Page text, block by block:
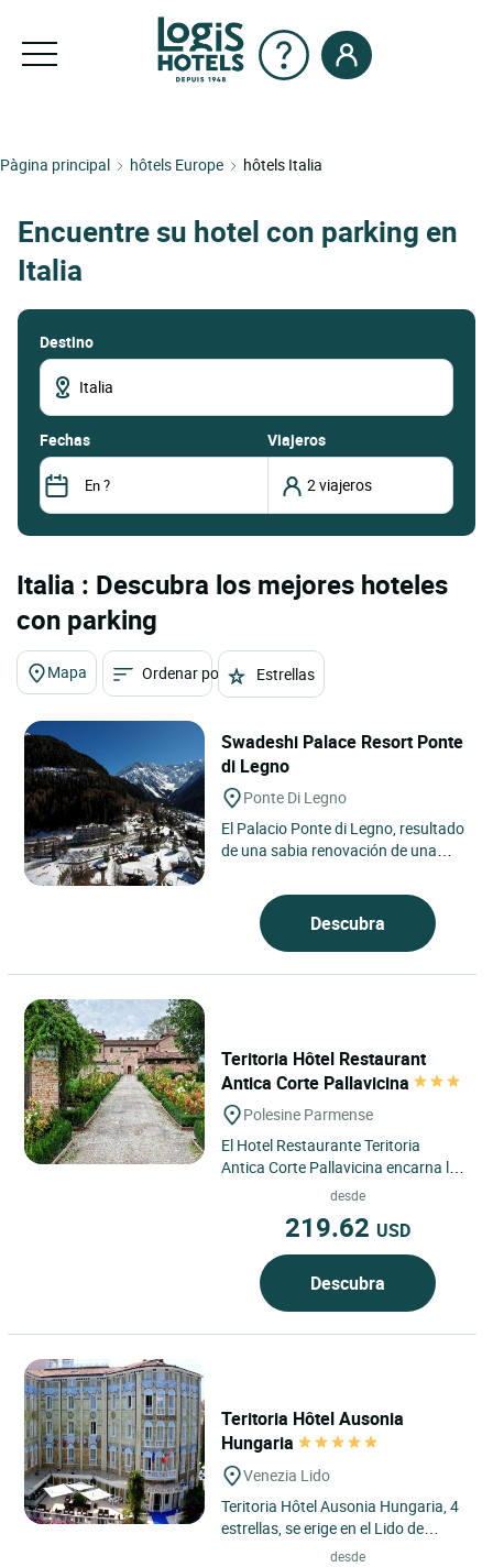
Pàgina principal hôtels Europe hôtels Italia
Encuentre su hotel con parking en
Italia
Destino
fechas Viajeros
Italia : Descubra los mejores hoteles
con parking
Mapa Ordenar por Estrellas
Swadeshi Palace Resort Ponte
di Legno
Ponte Di Legno
El Palacio Ponte di Legno, resultado
de una sabia renovación de una
moderno complejo...
Descubra
Teritoria Hôtel Restaurant
Antica Corte Pallavicina
Polesine Parmense
El Hotel Restaurante Teritoria
Antica Corte Pallavicina encarna la
esencia de la Baja Parma, en Emilia-
desde
219.62 USD
Descubra
Teritoria Hôtel Ausonia
Hungaria
Venezia Lido
Teritoria Hôtel Ausonia Hungaria, 4
estrellas, se erige en el Lido de
Venecia, a solo minutos en
desde